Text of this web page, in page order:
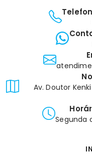
Av. Doutor
Segunda